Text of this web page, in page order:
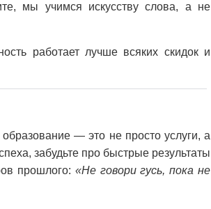
мы учимся искусству слова, а не
работает лучше всяких скидок и
— это не просто услуги, а
забудьте про быстрые результаты
прошлого: «Не говори гусь, пока не